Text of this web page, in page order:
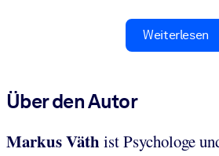
Weiterlesen
Über den Autor
Markus Väth ist Psychologe